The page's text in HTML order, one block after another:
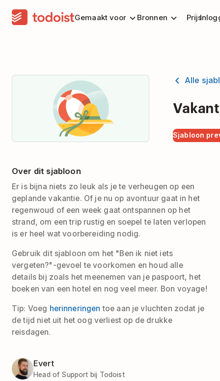
Gemaakt voor Bronnen Prijs
Alle
Sjabloon
Over dit sjabloon
Er is bijna niets zo leuk als je te verheugen op een
geplande vakantie. Of je nu op avontuur gaat in het
regenwoud of een week gaat ontspannen op het
strand, om een trip rustig en soepel te laten verlopen
is er heel wat voorbereiding nodig.
Gebruik dit sjabloon om het "Ben ik niet iets
vergeten?"-gevoel te voorkomen en houd alle
details bij zoals het meenemen van je paspoort, het
boeken van een hotel en nog veel meer. Bon voyage!
Tip: Voeg herinneringen toe aan je vluchten zodat je
de tijd niet uit het oog verliest op de drukke
reisdagen.
Evert
Head of Support bij Todoist